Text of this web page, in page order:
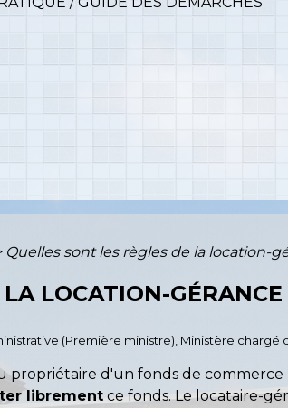
Quelles sont les règles de la location-
LOCATION-
(Première ministre), Ministère chargé
propriétaire d'un fonds de commerce
librement ce fonds. Le locataire-